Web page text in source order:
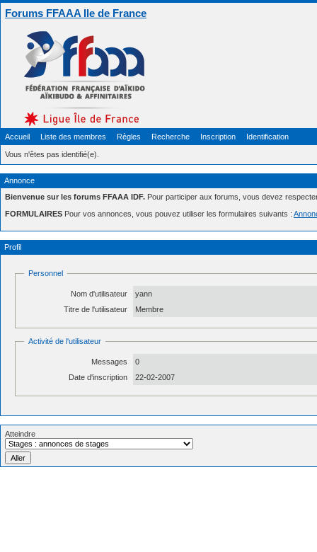
Forums FFAAA Ile de France
Accueil Liste des membres Règles Recherche Inscription Identification
Vous n'êtes pas identifié(e).
Annonce
Bienvenue sur les forums FFAAA IDF. Pour participer aux forums, vous devez
FORMULAIRES Pour vos annonces, vous pouvez utiliser les formulaires suivants :
Profil
Personnel
Nom d'utilisateur
yann
Titre de l'utilisateur
Membre
Activité de l'utilisateur
Messages
0
Date d'inscription
22-02-2007
Atteindre